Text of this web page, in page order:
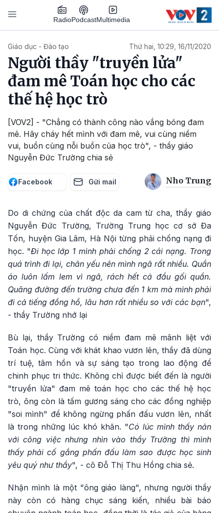
Nhảy đến nội dung
RadioPodcastMultimedia
Giáo dục - Đào tạo Thứ hai, 10:29, 16/11/2020
Người thầy "truyền lửa"
đam mê Toán học cho các
thế hệ học trò
[VOV2] - "Chẳng có thành công nào vắng bóng đam
mê. Hãy cháy hết mình với đam mê, vui cùng niềm
vui, buồn cùng nỗi buồn của học trò", - thầy giáo
Nguyễn Đức Trường chia sẻ
Facebook Gửi mail Nho Trung
Do di chứng của chất độc da cam từ cha, thầy giáo
Nguyễn Đức Trường, Trường Trung học cơ sở Đa
Tốn, huyện Gia Lâm, Hà Nội từng phải chống nạng đi
học. "Đi học lớp 1 mình phải chống 2 cái nạng. Trong
quá trình đi lại, chân yếu nên mình ngã rất nhiều. Quần
áo luôn lấm lem vì ngã, rách hết cả đầu gối quần.
Quãng đường đến trường chưa đến 1 km mà mình phải
đi cả tiếng đồng hồ, lâu hơn rất nhiều so với các bạn",
- thầy Trường nhớ lại
Bù lại, thầy Trường có niềm đam mê mãnh liệt với
Toán học. Cùng với khát khao vươn lên, thầy đã dùng
trí tuệ, tâm hồn và sự sáng tạo trong lao động để
chinh phục tri thức. Không chỉ được biết đến là người
"truyền lửa" đam mê toán học cho các thế hệ học
trò, ông còn là tấm gương sáng cho các đồng nghiệp
"soi mình" để không ngừng phấn đấu vươn lên, nhất
là trong những lúc khó khăn. "Có lúc mình thấy nản
với công việc nhưng nhìn vào thầy Trường thì mình
thấy phải cố gắng phấn đấu làm sao được học sinh
yêu quý như thầy", - cô Đỗ Thị Thu Hồng chia sẻ.
Nhận mình là một "ông giáo làng", nhưng người thầy
này còn có hàng chục sáng kiến, nhiều bài báo